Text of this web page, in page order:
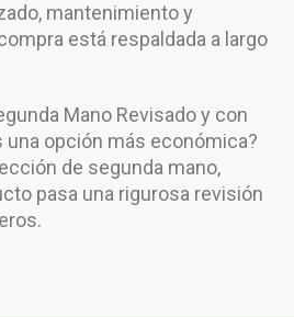
mantenimiento y
está respaldada a largo
Mano Revisado y con
una opción más económica?
de segunda mano,
pasa una rigurosa revisión